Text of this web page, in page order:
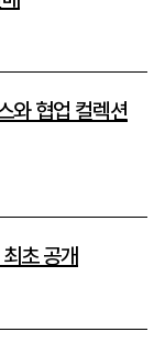
와 협업 컬렉션
초 공개